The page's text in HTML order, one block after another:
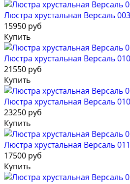
Люстра хрустальная Версаль
15950 руб
Купить
Люстра хрустальная Версаль
21550 руб
Купить
Люстра хрустальная Версаль
23250 руб
Купить
Люстра хрустальная Версаль
17500 руб
Купить